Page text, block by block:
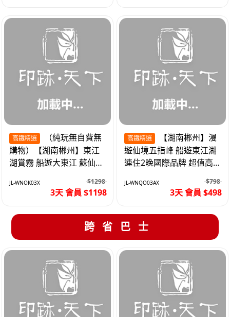
高鐵精選
購物）【湖南郴州】東江
湖賞霧 船遊大東江 蘇仙嶺
JL-WNOK03X $1298
3天 會員 $1198
高鐵精選
遊仙境五指峰 船遊東江湖
連住2晚國際品牌 超值高
JL-WNQO03AX $798
3天 會員 $498
跨省巴士